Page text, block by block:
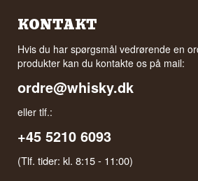
KONTAKT
Hvis du har spørgsmål vedrørende en
produkter kan du kontakte os på mail:
ordre@whisky.dk
eller tlf.:
+45 5210 6093
(Tlf. tider: kl. 8:15 - 11:00)